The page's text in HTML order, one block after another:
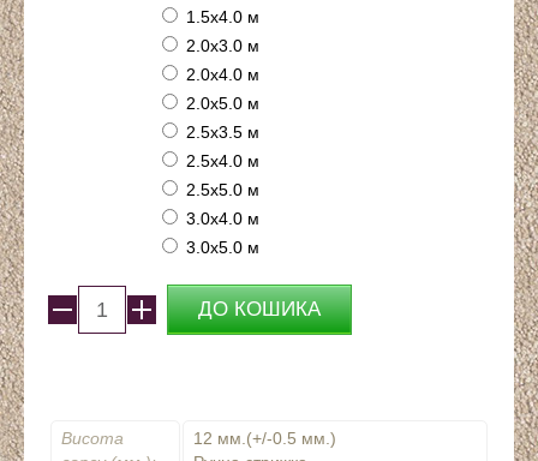
1.5x4.0 м
2.0x3.0 м
2.0x4.0 м
2.0x5.0 м
2.5x3.5 м
2.5x4.0 м
2.5x5.0 м
3.0x4.0 м
3.0x5.0 м
Висота
12 мм.(+/-0.5 мм.)